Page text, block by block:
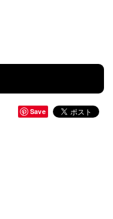
Save